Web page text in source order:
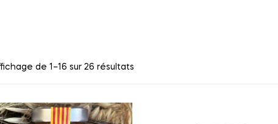
de 1–16 sur 26 résultats